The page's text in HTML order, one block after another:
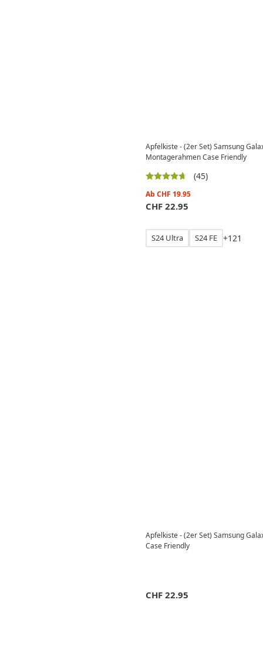
Apfelkiste - (2er Set) Samsung
Montagerahmen Case Friendly
(45)
Ab CHF 19.95
CHF 22.95
S24 Ultra S24 FE +121
Apfelkiste - (2er Set) Samsung
Case Friendly
CHF 22.95